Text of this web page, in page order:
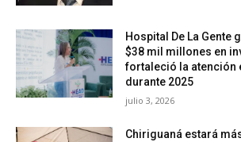
Hospital De La Gente
$38 mil millones en
fortaleció la atención
durante 2025
julio 3, 2026
Chiriguaná estará